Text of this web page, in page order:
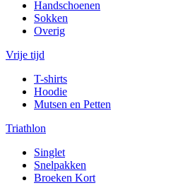
Handschoenen
Sokken
Overig
Vrije tijd
T-shirts
Hoodie
Mutsen en Petten
Triathlon
Singlet
Snelpakken
Broeken Kort